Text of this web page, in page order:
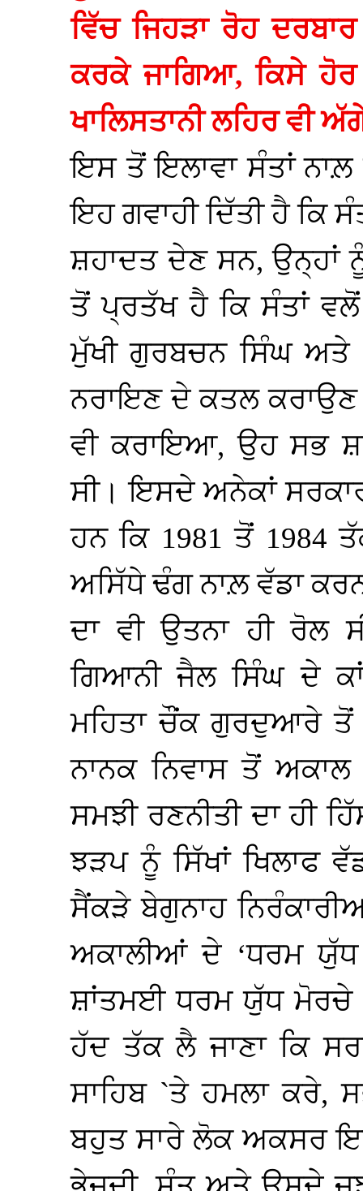
ਵਿੱਚ ਜਿਹੜਾ ਰੋਹ
ਕਰਕੇ ਜਾਗਿਆ, ਕਿਸੇ ਹੋਰ
ਖਾਲਿਸਤਾਨੀ ਲਹਿਰ ਵੀ
ਇਸ ਤੋਂ ਇਲਾਵਾ ਸੰਤਾਂ ਨਾਲ਼
ਇਹ ਗਵਾਹੀ ਦਿੱਤੀ ਹੈ ਕਿ
ਸ਼ਹਾਦਤ ਦੇਣ ਸਨ, ਉਨ੍ਹਾਂ
ਤੋਂ ਪ੍ਰਤੱਖ ਹੈ ਕਿ ਸੰਤਾਂ ਵਲੋਂ
ਮੁੱਖੀ ਗੁਰਬਚਨ ਸਿੰਘ ਅਤੇ
ਨਰਾਇਣ ਦੇ ਕਤਲ
ਵੀ ਕਰਾਇਆ, ਉਹ ਸਭ
ਸੀ। ਇਸਦੇ ਅਨੇਕਾਂ
ਹਨ ਕਿ 1981 ਤੋਂ 1984
ਅਸਿੱਧੇ ਢੰਗ ਨਾਲ਼ ਵੱਡਾ
ਦਾ ਵੀ ਉਤਨਾ ਹੀ ਰੋਲ
ਗਿਆਨੀ ਜੈਲ ਸਿੰਘ ਦੇ
ਮਹਿਤਾ ਚੌਂਕ ਗੁਰਦੁਆਰੇ ਤੋਂ
ਨਾਨਕ ਨਿਵਾਸ ਤੋਂ
ਸਮਝੀ ਰਣਨੀਤੀ ਦਾ ਹੀ
ਝੜਪ ਨੂੰ ਸਿੱਖਾਂ ਖਿਲਾਫ
ਸੈਂਕੜੇ ਬੇਗੁਨਾਹ
ਅਕਾਲੀਆਂ ਦੇ ‘ਧਰਮ
ਸ਼ਾਂਤਮਈ ਧਰਮ ਯੁੱਧ ਮੋਰਚੇ
ਹੱਦ ਤੱਕ ਲੈ ਜਾਣਾ ਕਿ
ਸਾਹਿਬ `ਤੇ ਹਮਲਾ ਕਰੇ,
ਬਹੁਤ ਸਾਰੇ ਲੋਕ ਅਕਸਰ